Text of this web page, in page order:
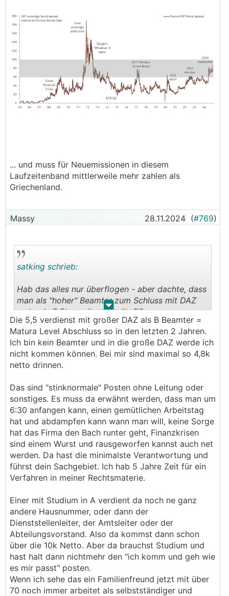
... und muss für Neuemissionen in diesem
Laufzeitenband mittlerweile mehr zahlen als
Griechenland.
Massy 28.11.2024 (#769)
. .
satking schrieb:
Hab das alles nur überflogen - aber dachte, dass
man als "hoher" Beamter zum Schluss mit DAZ
mehr als 5,5k verdienen sollte?!?
Was ich mache/verdiene, tut hier doch überhaupt
nix zur Sache.
Die 5,5 verdienst mit großer DAZ als B Beamter =
Matura Level Abschluss so in den letzten 2 Jahren.
Ich bin kein Beamter und in die große DAZ werde ich
nicht kommen können. Bei mir sind maximal so 4,8k
netto drinnen.
Das sind "stinknormale" Posten ohne Leitung oder
sonstiges. Es muss da erwähnt werden, dass man um
6:30 anfangen kann, einen gemütlichen Arbeitstag
hat und abdampfen kann wann man will, keine Sorge
hat das Firma den Bach runter geht, Finanzkrisen
sind einem Wurst und rausgeworfen kannst auch net
werden. Da hast die minimalste Verantwortung und
führst dein Sachgebiet. Ich hab 5 Jahre Zeit für ein
Verfahren in meiner Rechtsmaterie.
Einer mit Studium in A verdient da noch ne ganz
andere Hausnummer, oder dann der
Dienststellenleiter, der Amtsleiter oder der
Abteilungsvorstand. Also da kommst dann schon
über die 10k Netto. Aber da brauchst Studium und
hast halt dann nichtmehr den "ich komm und geh wie
es mir passt" posten.
Wenn ich sehe das ein Familienfreund jetzt mit über
70 noch immer arbeitet als selbstständiger und